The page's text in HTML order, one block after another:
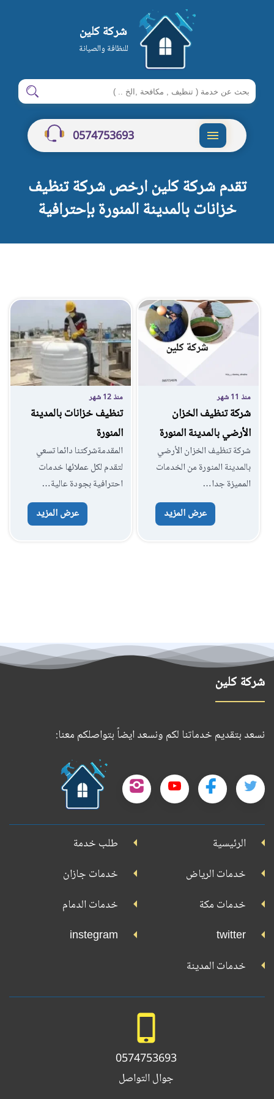
شركة كلين
للنظافة والصيانة
ابحث
في
شركة
كلين
ابحث
0574753693
تقدم شركة كلين ارخص شركة تنظيف
خزانات بالمدينة المنورة بإحترافية
منذ 11 شهر
شركة تنظيف الخزان
الأرضي بالمدينة المنورة
شركة تنظيف الخزان الأرضي
بالمدينة المنورة من الخدمات
المميزة جدا…
عرض المزيد
منذ 12 شهر
تنظيف خزانات بالمدينة
المنورة
المقدمةشركتنا دائما تسعي
لتقدم لكل عملائها خدمات
احترافية بجودة عالية…
عرض المزيد
شركة كلين
نسعد بتقديم خدماتنا لكم ونسعد ايضاً بتواصلكم معنا:
تابعنا
تويتر
تابعنا
تابعنا
تابعنا
إنستجرام
جوجل
الرئيسية
طلب خدمة
خدمات الرياض
خدمات جازان
خدمات مكة
خدمات الدمام
twitter
instegram
خدمات المدينة
0574753693
جوال التواصل